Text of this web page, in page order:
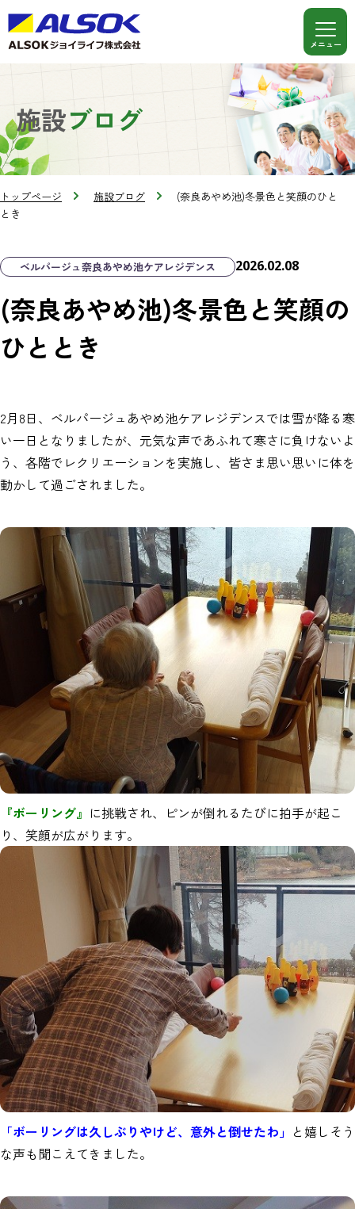
施設ブログ
トップページ 施設ブログ
(奈良あやめ池)冬景色と笑顔のひと
とき
ベルパージュ奈良あやめ池ケアレジデンス 2026.02.08
(奈良あやめ池)冬景色と笑顔の
ひととき
2月8日、ベルパージュあやめ池ケアレジデンスでは雪が降る寒
い一日となりましたが、元気な声であふれて寒さに負けないよ
う、各階でレクリエーションを実施し、皆さま思い思いに体を
動かして過ごされました。
『ボーリング』 に挑戦され、ピンが倒れるたびに拍手が起こ
り、笑顔が広がります。
「ボーリングは久しぶりやけど、意外と倒せたわ」 と嬉しそう
な声も聞こえてきました。